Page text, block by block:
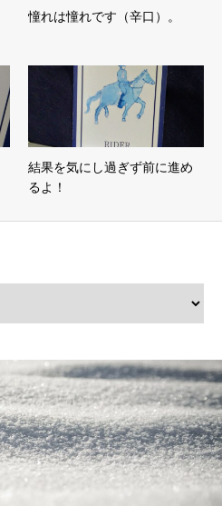
憧れは憧れです（辛口）。
結果を気にし過ぎず前に進め
るよ！